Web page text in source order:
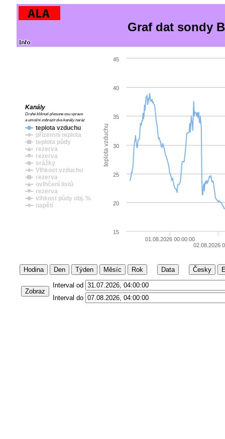
Graf dat sondy
teplota vzduchu
teplota vzduchu
přízemní teplota
teplota půdy
rezerva
rezerva
srážky
Vlhkost vzduchu
rezerva
ovlhčení listů
rezerva
vlhkost půdy obj. %
napětí
Kanály
Druhé kliknutí přesune osu vpravo
a umožní zobrazit dva kanály naráz
01.08.2026 00:00:00
02.08.2026
15
20
25
30
35
40
45
Hodina Den Týden Měsíc Rok Data Česky
Zobraz
Interval od
Interval do